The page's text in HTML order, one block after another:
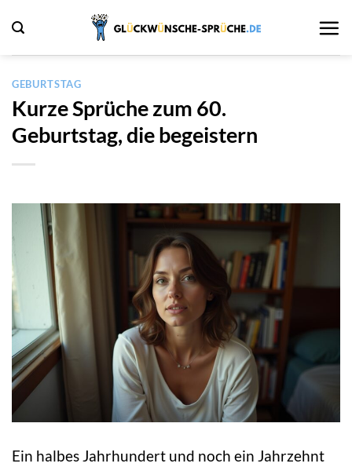
Inhalt
springen
GEBURTSTAG
Kurze Sprüche zum 60.
Geburtstag, die begeistern
Ein halbes Jahrhundert und noch ein Jahrzehnt